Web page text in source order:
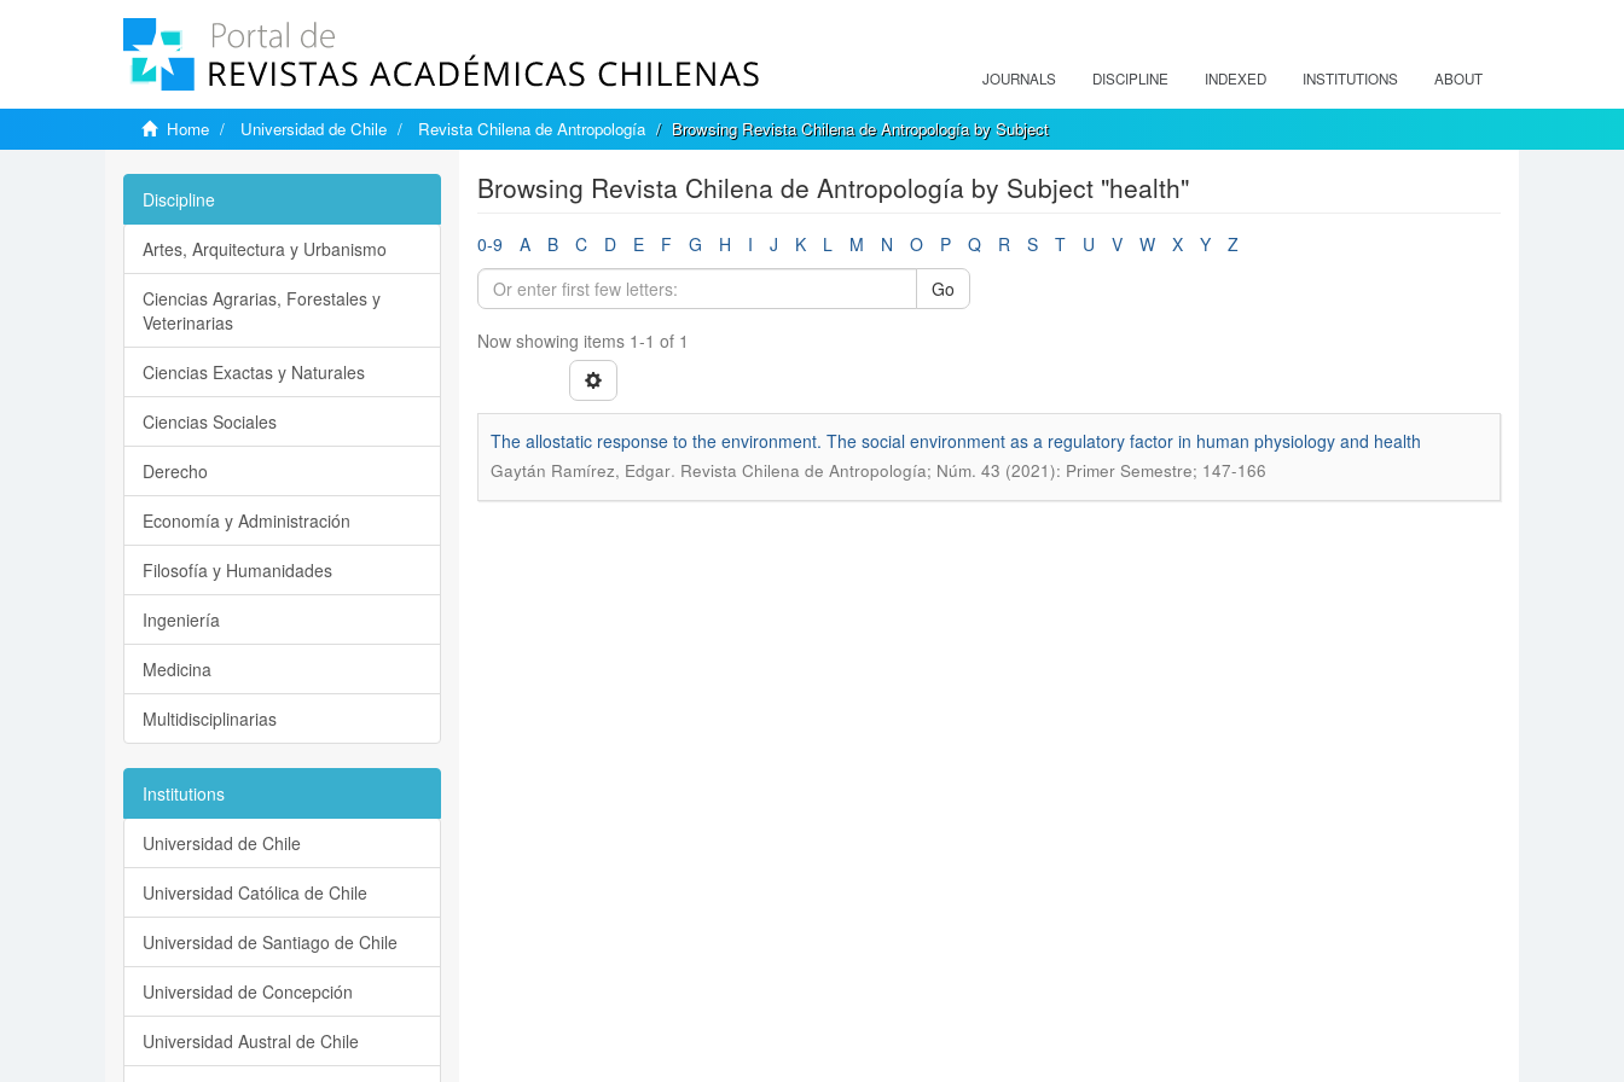
JOURNALS DISCIPLINE INDEXED INSTITUTIONS ABOUT
Home Universidad de Chile Revista Chilena de Antropología Browsing Revista Chilena de Antropología by Subject
Browsing Revista Chilena de Antropología by Subject "health"
0-9 A B C D E F G H I J K L M N O P Q R S T U V W X Y
Z
Go
Now showing items 1-1 of 1
The allostatic response to the environment. The social environment as a regulatory factor in human physiology and health
Gaytán Ramírez, Edgar. Revista Chilena de Antropología; Núm. 43 (2021): Primer Semestre; 147-166
Discipline
Artes, Arquitectura y Urbanismo
Ciencias Agrarias, Forestales y
Veterinarias
Ciencias Exactas y Naturales
Ciencias Sociales
Derecho
Economía y Administración
Filosofía y Humanidades
Ingeniería
Medicina
Multidisciplinarias
Institutions
Universidad de Chile
Universidad Católica de Chile
Universidad de Santiago de Chile
Universidad de Concepción
Universidad Austral de Chile